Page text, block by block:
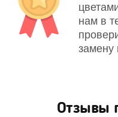
нам в
замену
Отзывы